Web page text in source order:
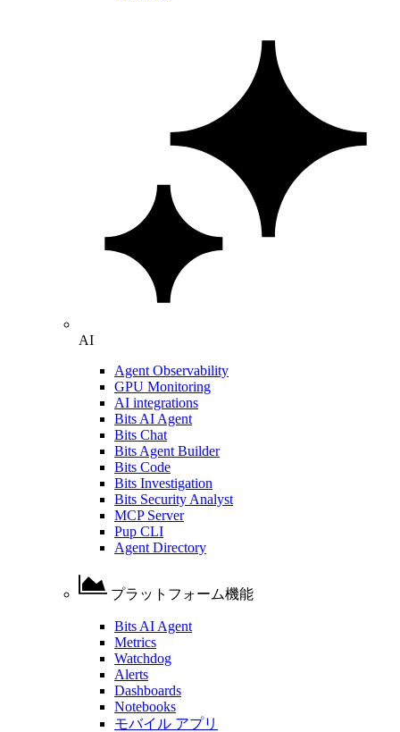
AI
Agent Observability
GPU Monitoring
AI integrations
Bits AI Agent
Bits Chat
Bits Agent Builder
Bits Code
Bits Investigation
Bits Security Analyst
MCP Server
Pup CLI
Agent Directory
プラットフォーム機能
Bits AI Agent
Metrics
Watchdog
Alerts
Dashboards
Notebooks
モバイル アプリ